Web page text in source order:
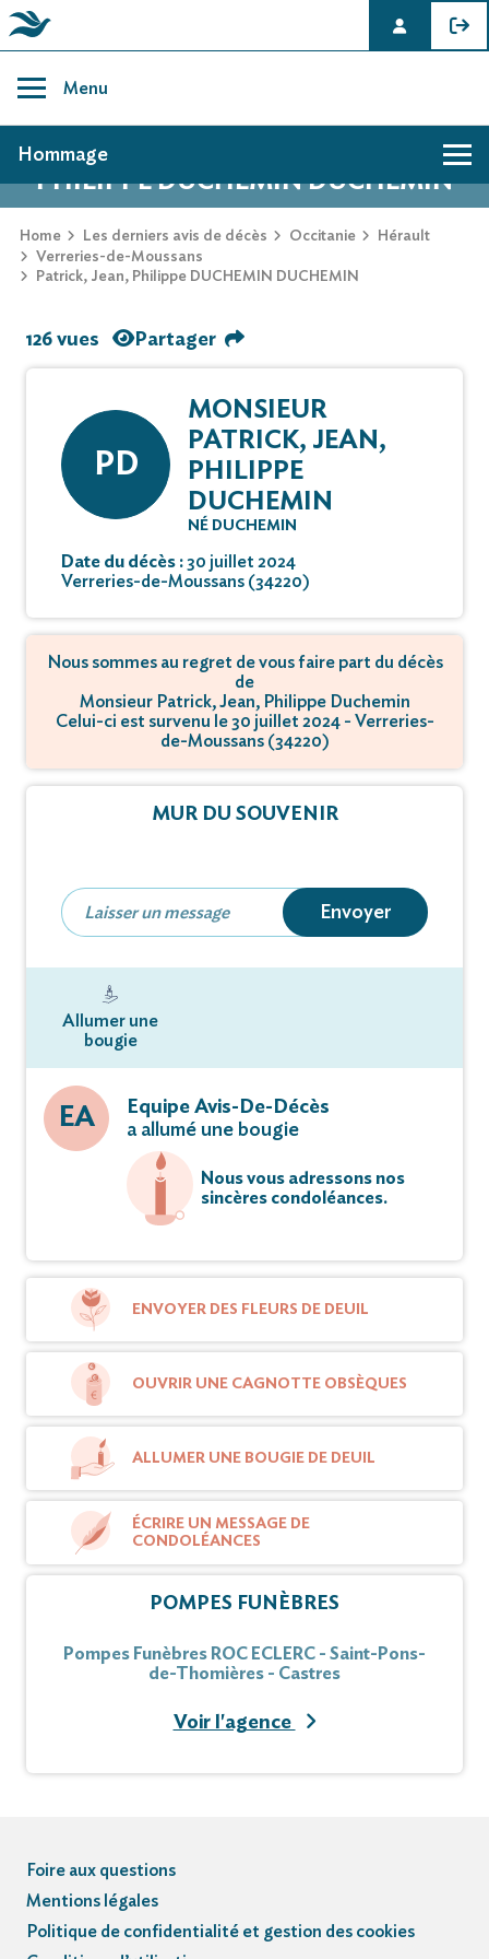
content
Menu
AVIS DE DÉCÈS DE PATRICK, JEAN,
PHILIPPE DUCHEMIN DUCHEMIN
Home Les derniers avis de décès Occitanie
Hérault
Verreries-de-Moussans
Patrick, Jean, Philippe DUCHEMIN DUCHEMIN
Hommage
126 vues Partager
PD
MONSIEUR
PATRICK, JEAN,
PHILIPPE
DUCHEMIN
NÉ DUCHEMIN
Date du décès :30 juillet 2024
Verreries-de-Moussans (34220)
Nous sommes au regret de vous faire part du décès
de
Monsieur Patrick, Jean, Philippe Duchemin
Celui-ci est survenu le 30 juillet 2024 - Verreries-
de-Moussans (34220)
MUR DU SOUVENIR
Envoyer
Allumer une
bougie
EA
Equipe Avis-De-Décès
a allumé une bougie
Nous vous adressons nos
sincères condoléances.
ENVOYER DES FLEURS DE DEUIL
OUVRIR UNE CAGNOTTE OBSÈQUES
ALLUMER UNE BOUGIE DE DEUIL
ÉCRIRE UN MESSAGE DE
CONDOLÉANCES
POMPES FUNÈBRES
Pompes Funèbres ROC ECLERC - Saint-Pons-
de-Thomières - Castres
Voir l'agence
Foire aux questions
Mentions légales
Politique de confidentialité et gestion des cookies